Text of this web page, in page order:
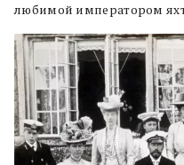
любимой императором